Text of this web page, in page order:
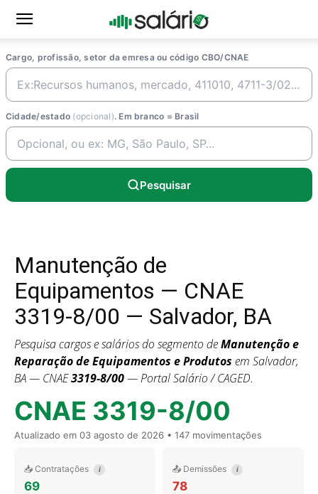
Cargo, profissão, setor da emresa ou código CBO/CNAE
Cidade/estado (opcional). Em branco = Brasil
Pesquisar
Manutenção de
Equipamentos — CNAE
3319-8/00 — Salvador, BA
Pesquisa cargos e salários do segmento deManutenção e
Reparação de Equipamentos e Produtos em Salvador,
BA — CNAE3319-8/00— Portal Salário / CAGED.
CNAE 3319-8/00
Atualizado em 03 agosto de 2026 • 147 movimentações
📥 Contratações i
69
📤 Demissões i
78